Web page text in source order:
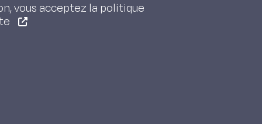
vous acceptez la politique